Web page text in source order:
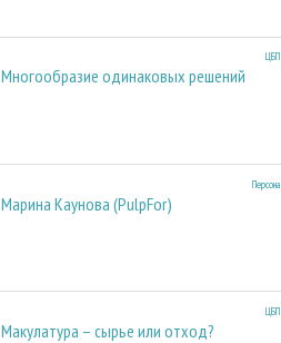
ЦБП
Многообразие одинаковых решений
Персона
Марина Каунова (PulpFor)
ЦБП
Макулатура – сырье или отход?